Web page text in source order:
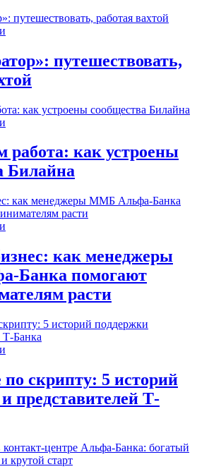
путешествовать,
работа: как устроены
Билайна
как менеджеры
Банка помогают
расти
скрипту: 5 историй
представителей Т-